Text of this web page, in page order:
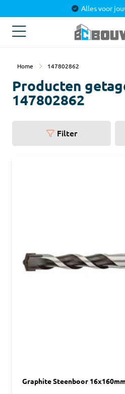
Alles voor
Home 147802862
Producten
147802862
Filter
Graphite Steenboor